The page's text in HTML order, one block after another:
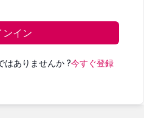
ンイン
はありませんか ?今すぐ登録